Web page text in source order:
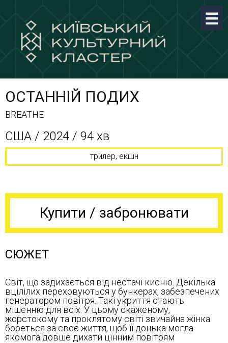
ОСТАННІЙ ПОДИХ
BREATHE
США / 2024 / 94 хв
трилер, екшн
Купити / забронювати
СЮЖЕТ
Світ, що задихається від нестачі кисню. Декілька
вцілілих переховуються у бункерах, забезпечених
генератором повітря. Такі укриття стають
мішенню для всіх. У цьому скаженому,
жорстокому та проклятому світі звичайна жінка
бореться за своє життя, щоб її донька могла
якомога довше дихати цінним повітрям